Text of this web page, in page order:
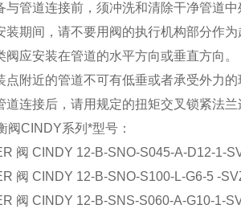
与管道连接前，须冲洗和清除干净管道
装期间，请不要用阀的执行机构部分作
阀应安装在管道的水平方向或垂直方向。
点附近的管道不可有低垂或者承受外力
道连接后，请用规定的扭矩交叉锁紧法兰
阀CINDY系列*型号：
阀 CINDY 12-B-SNO-S045-A-D12-1-
阀 CINDY 12-B-SNO-S100-L-G6-5 -
阀 CINDY 12-B-SNS-S060-A-G10-1-